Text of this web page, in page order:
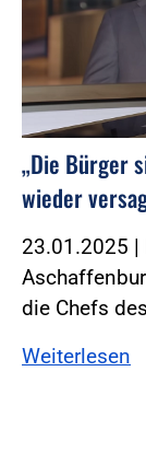
„Die Bürger
wieder
23.01.2025 |
die Chefs
Weiterlesen